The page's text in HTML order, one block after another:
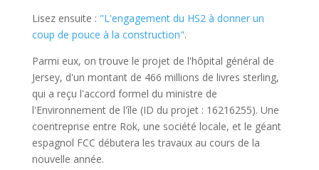
Lisez ensuite : "L'engagement du HS2 à donner un
coup de pouce à la construction".
Parmi eux, on trouve le projet de l'hôpital général de
Jersey, d'un montant de 466 millions de livres sterling,
qui a reçu l'accord formel du ministre de
l'Environnement de l'île (ID du projet : 16216255). Une
coentreprise entre Rok, une société locale, et le géant
espagnol FCC débutera les travaux au cours de la
nouvelle année.